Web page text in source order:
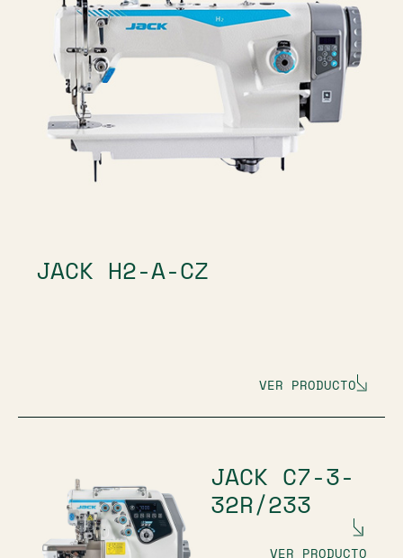
JACK H2-A-CZ
VER PRODUCTO
JACK C7-3-
32R/233
VER PRODUCTO